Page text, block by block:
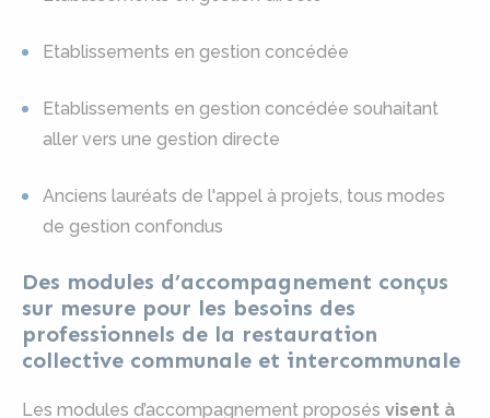
Etablissements en gestion concédée
Etablissements en gestion concédée souhaitant
aller vers une gestion directe
Anciens lauréats de l'appel à projets, tous modes
de gestion confondus
Des modules d’accompagnement conçus
sur mesure pour les besoins des
professionnels de la restauration
collective communale et intercommunale
Les modules d’accompagnement proposés visent à